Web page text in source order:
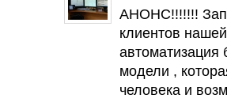
AHOHC!!!!!!!
клиентов
автоматизация
модели ,
человека и